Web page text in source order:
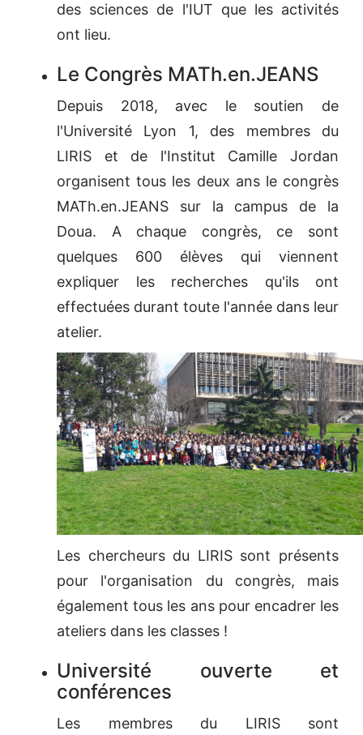
des sciences de l'IUT que les activités
ont lieu.
Le Congrès MATh.en.JEANS
Depuis 2018, avec le soutien de
l'Université Lyon 1, des membres du
LIRIS et de l'Institut Camille Jordan
organisent tous les deux ans le congrès
MATh.en.JEANS sur la campus de la
Doua. A chaque congrès, ce sont
quelques 600 élèves qui viennent
expliquer les recherches qu'ils ont
effectuées durant toute l'année dans leur
atelier.
Les chercheurs du LIRIS sont présents
pour l'organisation du congrès, mais
également tous les ans pour encadrer les
ateliers dans les classes !
Université ouverte et
conférences
Les membres du LIRIS sont